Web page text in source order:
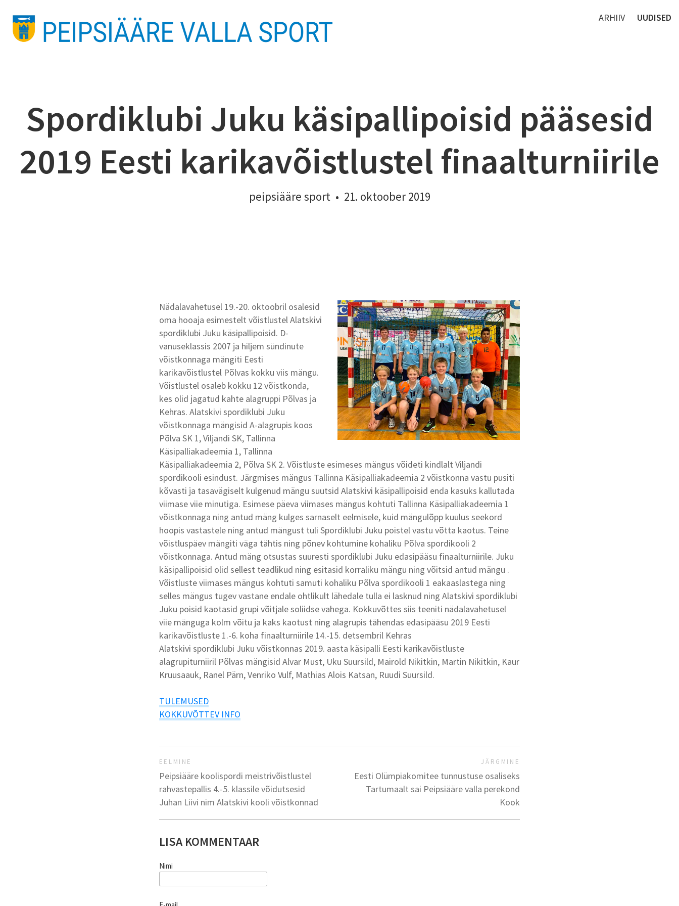
ARHIIV UUDISED
Spordiklubi Juku käsipallipoisid pääsesid
2019 Eesti karikavõistlustel finaalturniirile
peipsiääre sport • 21. oktoober 2019
Nädalavahetusel 19.-20. oktoobril osalesid
oma hooaja esimestelt võistlustel Alatskivi
spordiklubi Juku käsipallipoisid. D-
vanuseklassis 2007 ja hiljem sündinute
võistkonnaga mängiti Eesti
karikavõistlustel Põlvas kokku viis mängu.
Võistlustel osaleb kokku 12 võistkonda,
kes olid jagatud kahte alagruppi Põlvas ja
Kehras. Alatskivi spordiklubi Juku
võistkonnaga mängisid A-alagrupis koos
Põlva SK 1, Viljandi SK, Tallinna
Käsipalliakadeemia 1, Tallinna
Käsipalliakadeemia 2, Põlva SK 2. Võistluste esimeses mängus võideti kindlalt Viljandi
spordikooli esindust. Järgmises mängus Tallinna Käsipalliakadeemia 2 võistkonna vastu pusiti
kõvasti ja tasavägiselt kulgenud mängu suutsid Alatskivi käsipallipoisid enda kasuks kallutada
viimase viie minutiga. Esimese päeva viimases mängus kohtuti Tallinna Käsipalliakadeemia 1
võistkonnaga ning antud mäng kulges sarnaselt eelmisele, kuid mängulõpp kuulus seekord
hoopis vastastele ning antud mängust tuli Spordiklubi Juku poistel vastu võtta kaotus. Teine
võistluspäev mängiti väga tähtis ning põnev kohtumine kohaliku Põlva spordikooli 2
võistkonnaga. Antud mäng otsustas suuresti spordiklubi Juku edasipääsu finaalturniirile. Juku
käsipallipoisid olid sellest teadlikud ning esitasid korraliku mängu ning võitsid antud mängu .
Võistluste viimases mängus kohtuti samuti kohaliku Põlva spordikooli 1 eakaaslastega ning
selles mängus tugev vastane endale ohtlikult lähedale tulla ei lasknud ning Alatskivi spordiklubi
Juku poisid kaotasid grupi võitjale soliidse vahega. Kokkuvõttes siis teeniti nädalavahetusel
viie mänguga kolm võitu ja kaks kaotust ning alagrupis tähendas edasipääsu 2019 Eesti
karikavõistluste 1.-6. koha finaalturniirile 14.-15. detsembril Kehras
Alatskivi spordiklubi Juku võistkonnas 2019. aasta käsipalli Eesti karikavõistluste
alagrupiturniiril Põlvas mängisid Alvar Must, Uku Suursild, Mairold Nikitkin, Martin Nikitkin, Kaur
Kruusaauk, Ranel Pärn, Venriko Vulf, Mathias Alois Katsan, Ruudi Suursild.
TULEMUSED
KOKKUVÕTTEV INFO
EELMINE
Peipsiääre koolispordi meistrivõistlustel
rahvastepallis 4.-5. klassile võidutsesid
Juhan Liivi nim Alatskivi kooli võistkonnad
JÄRGMINE
Eesti Olümpiakomitee tunnustuse osaliseks
Tartumaalt sai Peipsiääre valla perekond
Kook
LISA KOMMENTAAR
Nimi